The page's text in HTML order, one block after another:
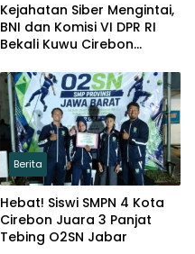
Kejahatan Siber Mengintai,
BNI dan Komisi VI DPR RI
Bekali Kuwu Cirebon
Berita
Hebat! Siswi SMPN 4 Kota
Cirebon Juara 3 Panjat
Tebing O2SN Jabar